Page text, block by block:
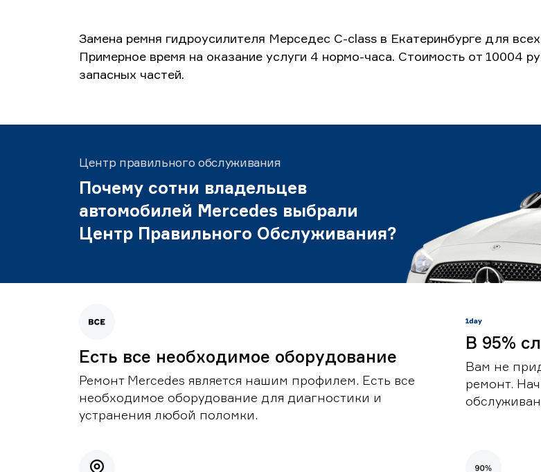
Замена ремня гидроусилителя Мерседес C-class в Екатеринбурге для
Примерное время на оказание услуги 4 нормо-часа. Стоимость от 10004
запасных частей.
Центр правильного обслуживания
Почему сотни владельцев
автомобилей Mercedes выбрали
Центр Правильного Обслуживания?
Есть все необходимое оборудование
Ремонт Mercedes является нашим профилем. Есть все
необходимое оборудование для диагностики и
устранения любой поломки.
В 95%
Вам не
ремонт.